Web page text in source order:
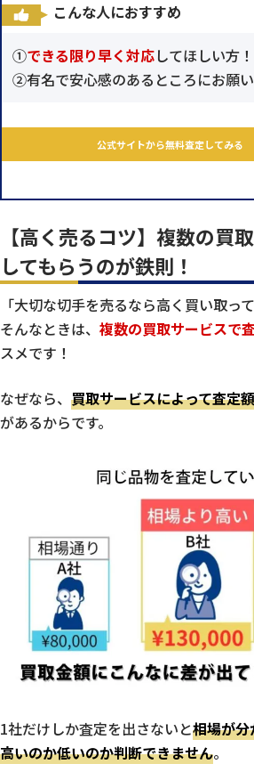
こんな人におすすめ
①できる限り早く対応してほしい方！
②有名で安心感のあるところにお願い
公式サイトから無料査定してみる
【高く売るコツ】複数の買
してもらうのが鉄則！
「大切な切手を売るなら高く買い取っ
そんなときは、 複数の買取サービスで
スメです！
なぜなら、 買取サービスによって査定
があるからです。
1社だけしか査定を出さないと相場が
高いのか低いのか判断できません。